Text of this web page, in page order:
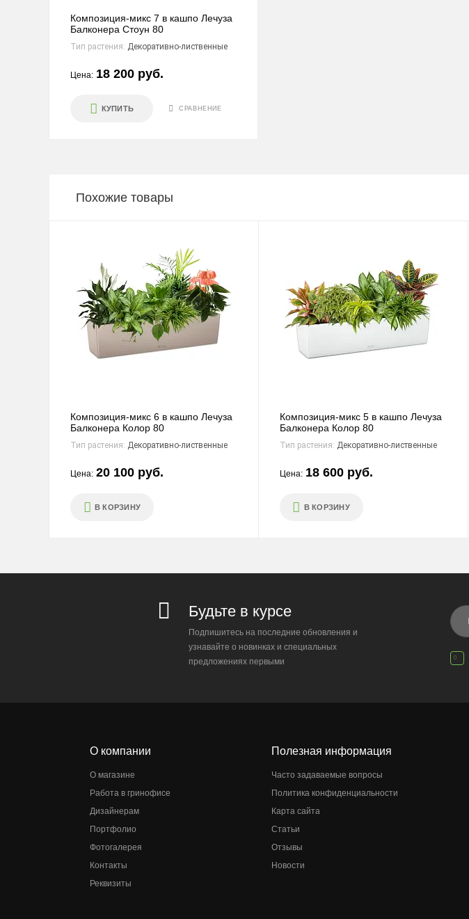
Композиция-микс 7 в кашпо Лечуза
Балконера Стоун 80
Тип растения: Декоративно-лиственные
Цена: 18 200 руб.
КУПИТЬ СРАВНЕНИЕ
Похожие товары
Композиция-микс 6 в кашпо Лечуза
Балконера Колор 80
Тип растения: Декоративно-лиственные
Цена: 20 100 руб.
В КОРЗИНУ
Композиция-микс 5 в кашпо Лечуза
Балконера Колор 80
Тип растения: Декоративно-лиственные
Цена: 18 600 руб.
В КОРЗИНУ
Будьте в курсе
Подпишитесь на последние обновления и
узнавайте о новинках и специальных
предложениях первыми
О компании
О магазине
Работа в гринофисе
Дизайнерам
Портфолио
Фотогалерея
Контакты
Реквизиты
Полезная информация
Часто задаваемые вопросы
Политика конфиденциальности
Карта сайта
Статьи
Отзывы
Новости